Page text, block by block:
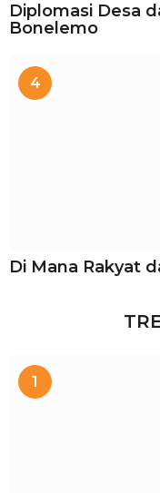
Diplomasi Desa
Bonelemo
4
Di Mana Rakyat
1